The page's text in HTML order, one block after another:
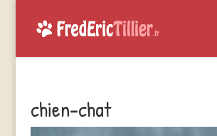
chien-chat